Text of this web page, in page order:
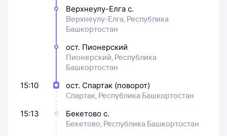
Верхнеулу-Елга с.
Верхнеулу-Елга, Республика
Башкортостан
ост. Пионерский
Пионерский, Республика
Башкортостан
15:10
ост. Спартак (поворот)
Спартак, Республика Башкортостан
15:13
Бекетово с.
Бекетово, Республика Башкортостан